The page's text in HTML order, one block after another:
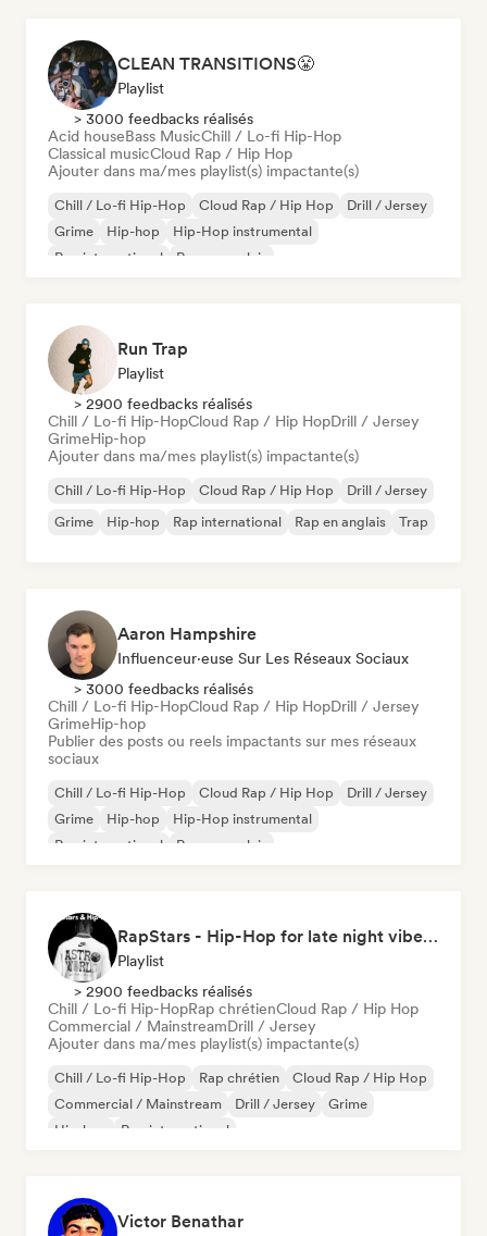
CLEAN TRANSITIONS😤
Playlist
> 3000 feedbacks réalisés
Acid houseBass MusicChill / Lo-fi Hip-Hop
Classical musicCloud Rap / Hip Hop
Ajouter dans ma/mes playlist(s) impactante(s)
Chill / Lo-fi Hip-Hop Cloud Rap / Hip Hop
Drill / Jersey
Grime
Hip-hop
Hip-Hop instrumental
Rap international
Rap en anglais
Run Trap
Playlist
> 2900 feedbacks réalisés
Chill / Lo-fi Hip-HopCloud Rap / Hip HopDrill / Jersey
GrimeHip-hop
Ajouter dans ma/mes playlist(s) impactante(s)
Chill / Lo-fi Hip-Hop Cloud Rap / Hip Hop
Drill / Jersey
Grime
Hip-hop Rap international Rap en anglais Trap
Aaron Hampshire
Influenceur·euse Sur Les Réseaux Sociaux
> 3000 feedbacks réalisés
Chill / Lo-fi Hip-HopCloud Rap / Hip HopDrill / Jersey
GrimeHip-hop
Publier des posts ou reels impactants sur mes réseaux
sociaux
Chill / Lo-fi Hip-Hop Cloud Rap / Hip Hop
Drill / Jersey
Grime
Hip-hop
Hip-Hop instrumental
Rap international
Rap en anglais
RapStars - Hip-Hop for late night vibes (by Music Outsider)
Playlist
> 2900 feedbacks réalisés
Chill / Lo-fi Hip-HopRap chrétienCloud Rap / Hip Hop
Commercial / MainstreamDrill / Jersey
Ajouter dans ma/mes playlist(s) impactante(s)
Chill / Lo-fi Hip-Hop Rap chrétien
Cloud Rap / Hip Hop
Commercial / Mainstream
Drill / Jersey
Grime
Hip-hop
Rap international
Victor Benathar